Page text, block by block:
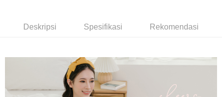
yang dikenakan adalah tertakluk kepada maklumat yang dinyatakan
pada halaman pengesahan transaksi seterusnya.
dibuat, atau jika permohonan gagal dalam proses semakan, pesanan
akan dibatalkan secara automatik. Jika permohonan gagal pada
peringkat "semakan manual", ini bermakna kriteria pemarkahan sistem
tidak dipenuhi; butiran penilaian khusus tidak akan didedahkan.
pembayaran di empat kedai serbaneka utama, ATM atau perbankan
Sila ambil perhatian bahawa tempoh pembayaran adalah 14 hari. Walau
bagaimanapun, bagi mereka yang telah memuat turun Aplikasi AFTEE
dan mendaftar sebagai ahli AFTEE boleh menikmati tempoh pembayaran
sehingga 45 hari.
全家取貨付款
NT$499 atau lebih
NT$80/pesanan | Penghantaran percuma untuk pesanan
Deskripsi Spesifikasi Rekomendasi